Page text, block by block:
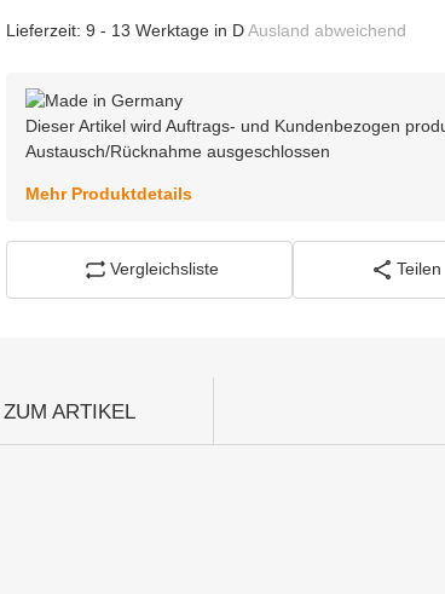
Lieferzeit: 9 - 13 Werktage in DAusland abweichend
Dieser Artikel wird Auftrags- und Kundenbezogen
Austausch/Rücknahme ausgeschlossen
Mehr Produktdetails
Vergleichsliste Teilen
ARTIKEL